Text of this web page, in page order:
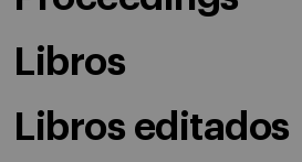
Libros
Libros editados